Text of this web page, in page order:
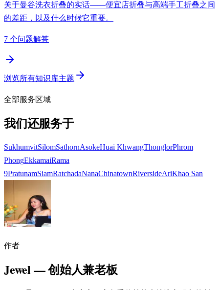
关于曼谷洗衣折叠的实话——便宜店折叠与高端手工折叠之间
的差距，以及什么时候它重要。
7 个问题解答
浏览所有知识库主题
全部服务区域
我们还服务于
SukhumvitSilomSathornAsokeHuai KhwangThonglorPhrom
PhongEkkamaiRama
9PratunamSiamRatchadaNanaChinatownRiversideAriKhao San
作者
Jewel —创始人兼老板